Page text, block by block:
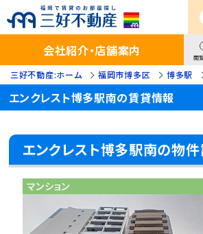
会社紹介・店舗案内 閲
三好不動産:ホーム 福岡市博多区 博多駅
エンクレスト博多駅南の賃貸情報
エンクレスト博多駅南の物
マンション